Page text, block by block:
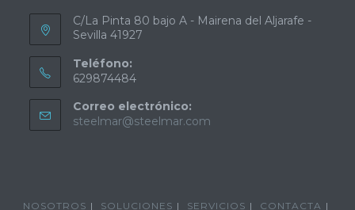
C/La Pinta 80 bajo A - Mairena del Aljarafe -
Sevilla 41927
Teléfono:
629874484
Correo electrónico:
steelmar@steelmar.com
NOSOTROS SOLUCIONES SERVICIOS CONTACTA